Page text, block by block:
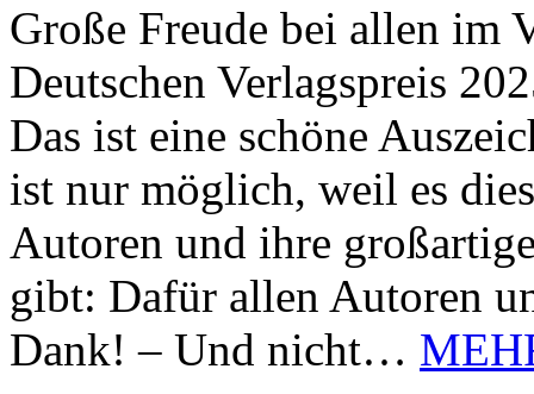
Große Freude bei allen im
Deutschen Verlagspreis
Das ist eine schöne
ist nur möglich, weil es
Autoren und ihre
gibt: Dafür allen Autoren
Dank! – Und nicht…